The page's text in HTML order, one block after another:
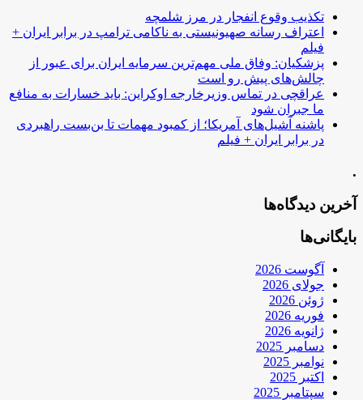
تکذیب وقوع انفجار در مرز شلمچه
اعتراف رسانه صهیونیستی به ناکامی ترامپ در برابر ایران +
فیلم
پزشکیان: وفاق ملی مهم‌ترین سرمایه ایران برای عبور از
چالش‌های پیش رو است
عراقچی در تماس وزیرخارجه اوکراین: باید خسارات به منافع
ما جبران شود
پاشنه آشیل‌های آمریکا؛ از کمبود مهمات تا بن‌بست راهبردی
در برابر ایران + فیلم
.
آخرین دیدگاه‌ها
بایگانی‌ها
آگوست 2026
جولای 2026
ژوئن 2026
فوریه 2026
ژانویه 2026
دسامبر 2025
نوامبر 2025
اکتبر 2025
سپتامبر 2025